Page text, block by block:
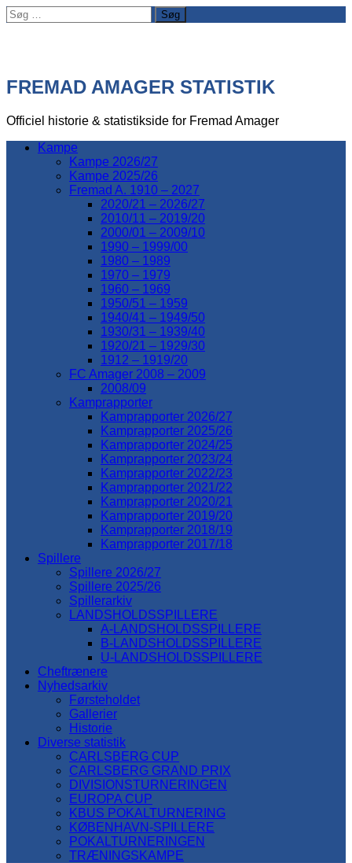
Søg
efter:
FREMAD AMAGER STATISTIK
Officiel historie & statistikside for Fremad Amager
Kampe
Kampe 2026/27
Kampe 2025/26
Fremad A. 1910 – 2027
2020/21 – 2026/27
2010/11 – 2019/20
2000/01 – 2009/10
1990 – 1999/00
1980 – 1989
1970 – 1979
1960 – 1969
1950/51 – 1959
1940/41 – 1949/50
1930/31 – 1939/40
1920/21 – 1929/30
1912 – 1919/20
FC Amager 2008 – 2009
2008/09
Kamprapporter
Kamprapporter 2026/27
Kamprapporter 2025/26
Kamprapporter 2024/25
Kamprapporter 2023/24
Kamprapporter 2022/23
Kamprapporter 2021/22
Kamprapporter 2020/21
Kamprapporter 2019/20
Kamprapporter 2018/19
Kamprapporter 2017/18
Spillere
Spillere 2026/27
Spillere 2025/26
Spillerarkiv
LANDSHOLDSSPILLERE
A-LANDSHOLDSSPILLERE
B-LANDSHOLDSSPILLERE
U-LANDSHOLDSSPILLERE
Cheftrænere
Nyhedsarkiv
Førsteholdet
Gallerier
Historie
Diverse statistik
CARLSBERG CUP
CARLSBERG GRAND PRIX
DIVISIONSTURNERINGEN
EUROPA CUP
KBUS POKALTURNERING
KØBENHAVN-SPILLERE
POKALTURNERINGEN
TRÆNINGSKAMPE